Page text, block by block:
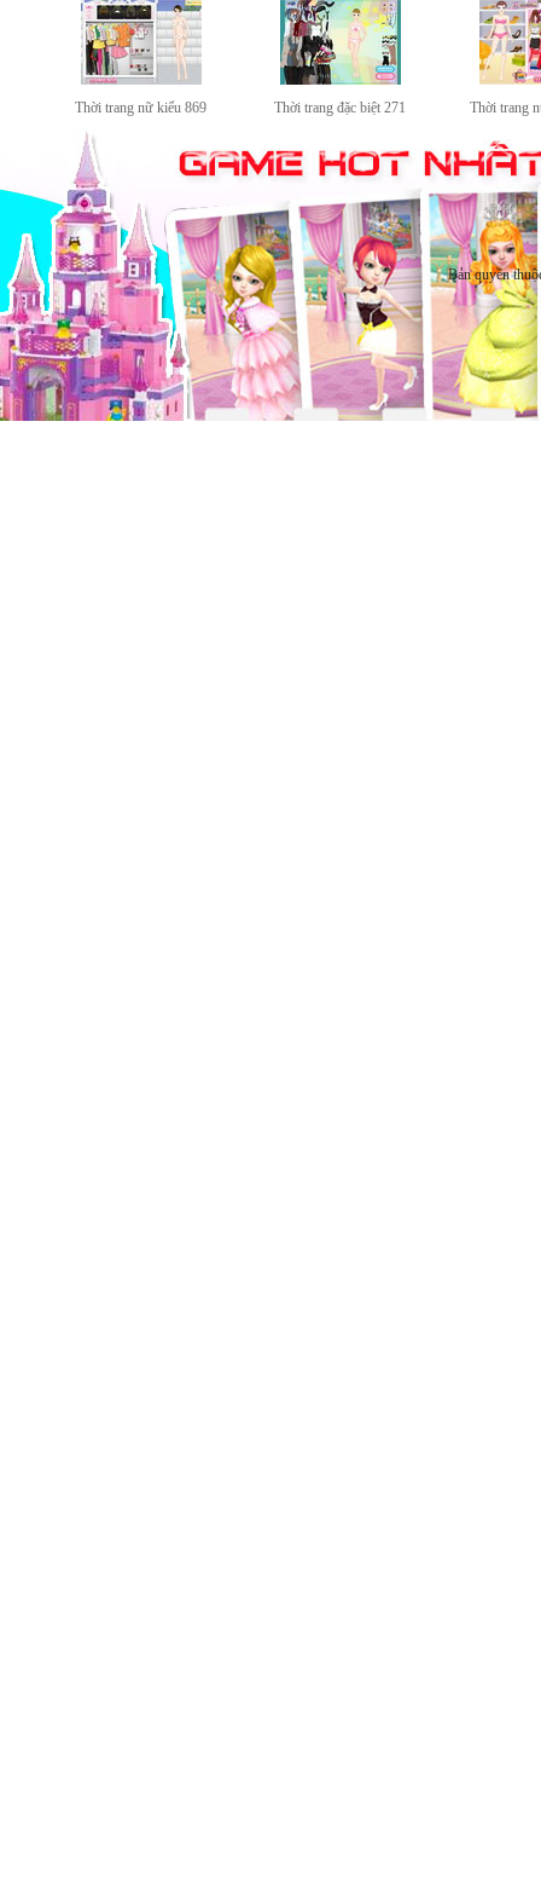
Thời trang nữ kiểu 869 Thời trang đặc biệt 271 Thời trang
Bản quyền